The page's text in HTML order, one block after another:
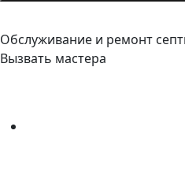
Обслуживание и ремонт
Вызвать мастера